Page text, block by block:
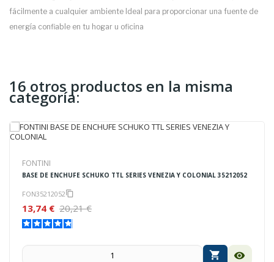
fácilmente a cualquier ambiente Ideal para proporcionar una fuente de
energía confiable en tu hogar u oficina
16 otros productos en la misma
categoría:
FONTINI
BASE DE ENCHUFE SCHUKO TTL SERIES VENEZIA Y COLONIAL 35212052
FON35212052content_copy
13,74 € 20,21 €
shopping_cart visibility